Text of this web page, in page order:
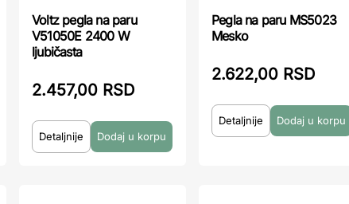
Voltz pegla na paru
V51050E 2400 W
ljubičasta
2.457,00 RSD
Detaljnije
Pegla na paru MS5023
Mesko
2.622,00 RSD
Detaljnije